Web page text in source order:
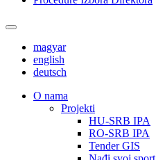
magyar
english
deutsch
О nama
Projekti
HU-SRB IPA
RO-SRB IPA
Tender GIS